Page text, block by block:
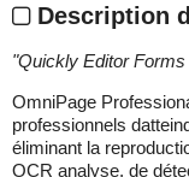
Description
"Quickly Editor
OmniPage
professionnels
éliminant la
OCR analyse, de